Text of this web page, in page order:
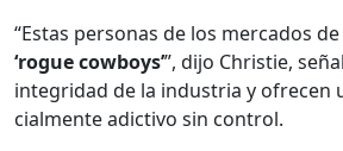
“Estas per­sonas de los mer­ca­dos
‘rogue cow­boys’”, dijo Christie,
inte­gri­dad de la indus­tria y
cial­mente adic­ti­vo sin con­trol.